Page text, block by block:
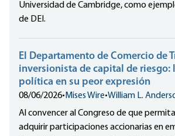
Universidad de Cambridge, como
de DEI.
El Departamento de Comercio de
inversionista de capital de riesgo:
política en su peor expresión
08/06/2026• Mises Wire•William L.
Al convencer al Congreso de que
adquirir participaciones accionarias en